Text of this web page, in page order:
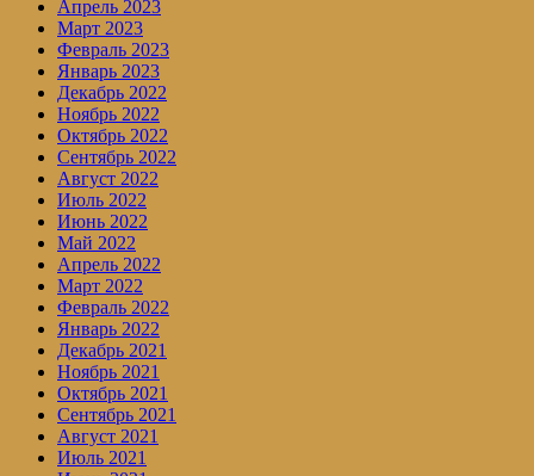
Апрель 2023
Март 2023
Февраль 2023
Январь 2023
Декабрь 2022
Ноябрь 2022
Октябрь 2022
Сентябрь 2022
Август 2022
Июль 2022
Июнь 2022
Май 2022
Апрель 2022
Март 2022
Февраль 2022
Январь 2022
Декабрь 2021
Ноябрь 2021
Октябрь 2021
Сентябрь 2021
Август 2021
Июль 2021